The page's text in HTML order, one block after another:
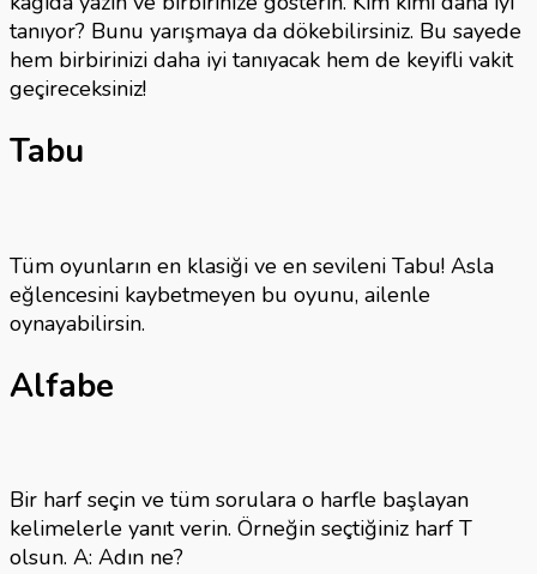
tanıyor? Bunu yarışmaya da dökebilirsiniz. Bu sayede
hem birbirinizi daha iyi tanıyacak hem de keyifli vakit
geçireceksiniz!
Tabu
Tüm oyunların en klasiği ve en sevileni Tabu! Asla
eğlencesini kaybetmeyen bu oyunu, ailenle
oynayabilirsin.
Alfabe
Bir harf seçin ve tüm sorulara o harfle başlayan
kelimelerle yanıt verin. Örneğin seçtiğiniz harf T
olsun. A: Adın ne?